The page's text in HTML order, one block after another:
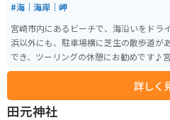
#海｜海岸｜岬
宮崎市内にあるビーチで、海沿いをドラ
浜以外にも、駐車場横に芝生の散歩道が
でき、ツーリングの休憩にお勧めです♪
えます！！
詳しく
田元神社